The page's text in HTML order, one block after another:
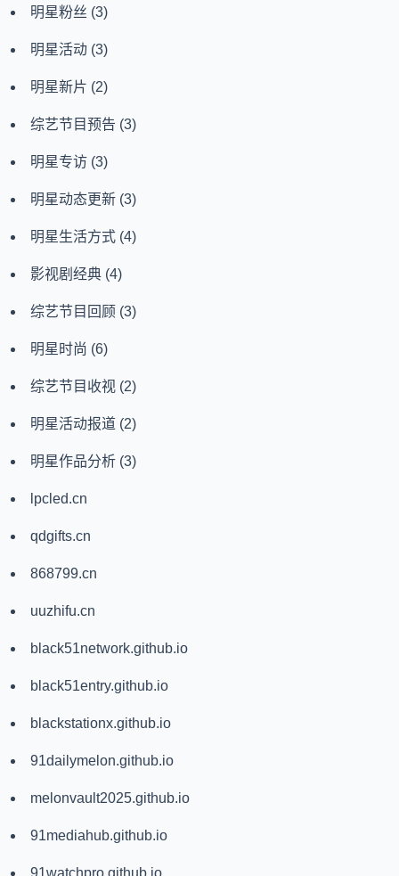
明星粉丝 (3)
明星活动 (3)
明星新片 (2)
综艺节目预告 (3)
明星专访 (3)
明星动态更新 (3)
明星生活方式 (4)
影视剧经典 (4)
综艺节目回顾 (3)
明星时尚 (6)
综艺节目收视 (2)
明星活动报道 (2)
明星作品分析 (3)
lpcled.cn
qdgifts.cn
868799.cn
uuzhifu.cn
black51network.github.io
black51entry.github.io
blackstationx.github.io
91dailymelon.github.io
melonvault2025.github.io
91mediahub.github.io
91watchpro.github.io